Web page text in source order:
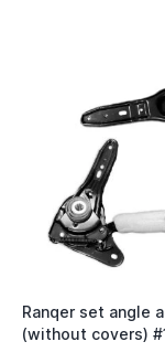
Ranqer set angle
(without covers)